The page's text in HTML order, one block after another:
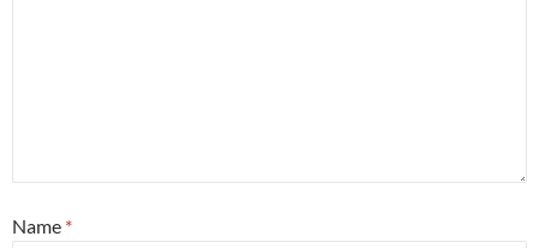
Name *